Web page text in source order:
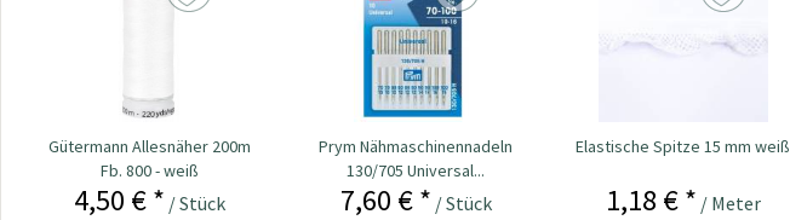
Gütermann Allesnäher 200m
Fb. 800 - weiß
4,50 € * / Stück
Prym Nähmaschinennadeln
130/705 Universal...
7,60 € * / Stück
Elastische Spitze 15 mm weiß
1,18 € * / Meter